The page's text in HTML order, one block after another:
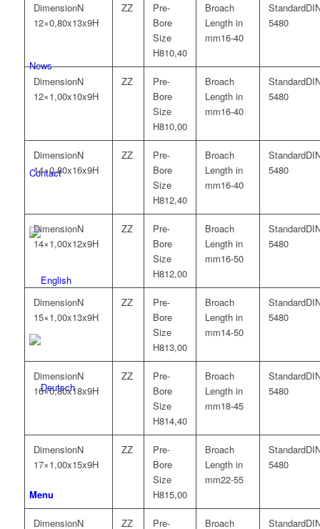
News
Contact
Menu
N
12×0,80x13x9H
10,40
16-40
5480
N
12×1,00x10x9H
10,00
16-40
5480
N
14×0,80x16x9H
12,40
16-40
5480
N
14×1,00x12x9H
12,00
16-50
5480
N
15×1,00x13x9H
13,00
14-50
5480
N
16×0,80x18x9H
14,40
18-45
5480
N
17×1,00x15x9H
15,00
22-55
5480
N